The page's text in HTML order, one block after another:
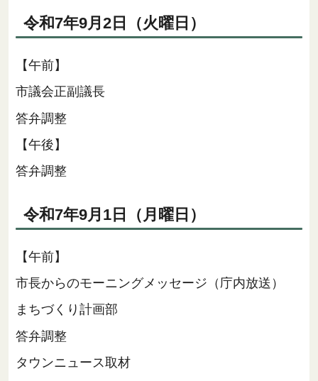
令和7年9月2日（火曜日）
【午前】
市議会正副議長
答弁調整
【午後】
答弁調整
令和7年9月1日（月曜日）
【午前】
市長からのモーニングメッセージ（庁内放送）
まちづくり計画部
答弁調整
タウンニュース取材